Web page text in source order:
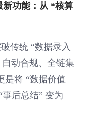
功能：从 “核算
传统 “数据录入
动合规、全链集
是将 “数据价值
后总结” 变为